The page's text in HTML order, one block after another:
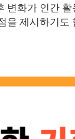
변화가 인간
을 제시하기도